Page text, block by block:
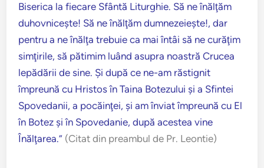
Biserica la fiecare Sfântă Liturghie. Să ne înălţăm
duhovniceşte! Să ne înălţăm dumnezeieşte!, dar
pentru a ne înălţa trebuie ca mai întâi să ne curăţim
simţirile, să pătimim luând asupra noastră Crucea
lepădării de sine. Şi după ce ne-am răstignit
împreună cu Hristos în Taina Botezului şi a Sfintei
Spovedanii, a pocăinţei, şi am înviat împreună cu El
în Botez şi în Spovedanie, după acestea vine
Înălţarea.” (Citat din preambul de Pr. Leontie)